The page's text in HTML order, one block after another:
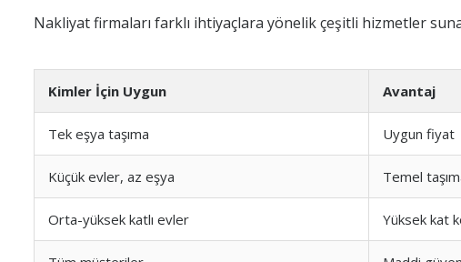
Nakliyat firmaları farklı ihtiyaçlara yönelik çeşitli hizmetler
Kimler İçin Uygun Avantaj
Tek eşya taşıma Uygun fiyat
Küçük evler, az eşya Temel
Orta-yüksek katlı evler Yüksek kat